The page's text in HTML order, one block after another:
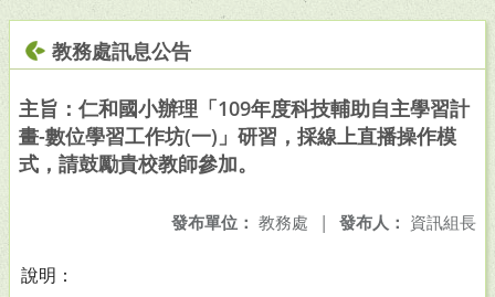
教務處訊息公告
主旨：仁和國小辦理「109年度科技輔助自主學習計
畫-數位學習工作坊(一)」研習，採線上直播操作模
式，請鼓勵貴校教師參加。
發布人： 資訊組長
發布單位： 教務處 |
說明：